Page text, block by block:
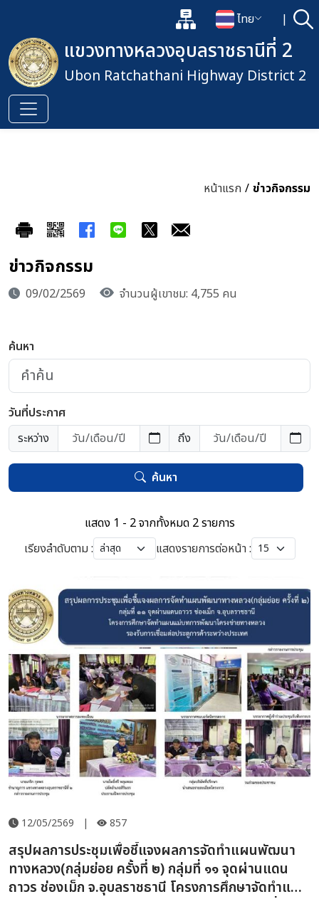
แผนผังเว็บไซต์
เปลี่ยนภาษา
ไทย | ค้
เปิดกล่องค้นหาข้อมูลหลักของเ
แขวงทางหลวงอุบลราชธานีที่ 2
Ubon Ratchathani Highway District 2
หน้าแรก / ข่าวกิจกรรม
ข่าวกิจกรรม
09/02/2569 จำนวนผู้เขาชม: 4,755 คน
ค้นหา
วันที่ประกาศ
ระหว่าง
ถึง
ค้นหา
แสดง 1 - 2 จากทั้งหมด 2 รายการ
เรียงลำดับตาม :
แสดงรายการต่อหน้า :
12/05/2569 | 857
สรุปผลการประชุมเพื่อชี้แจงผลการจัดทำแผนพัฒนา
ทางหลวง(กลุ่มย่อย ครั้งที่ ๒) กลุ่มที่ ๑๑ จุดผ่านแดน
ถาวร ช่องเม็ก จ.อุบลราชธานี โครงการศึกษาจัดทำแผน